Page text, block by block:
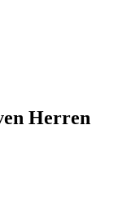
Herren